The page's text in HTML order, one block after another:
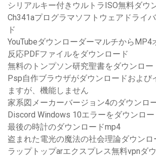
シリアルキー付きウルトラISO無料ダウ
Ch341aプログラマソフトウェアドライ
ド
YouTubeダウンローダーマルチからMP4
反応PDFファイルをダウンロード
無料のトンプソン研究聖書をダウンロー
Psp自作ブラウザがダウンロードおよび
ますが、機能しません
家系図メーカーバージョン4のダウンロ
Discord Windows 10エラーをダウンロー
最後の時計のダウンロードmp4
盗まれた電光の魔法の社会理論ダウンロ
ラップトップarエクスプレス無料vpnダ